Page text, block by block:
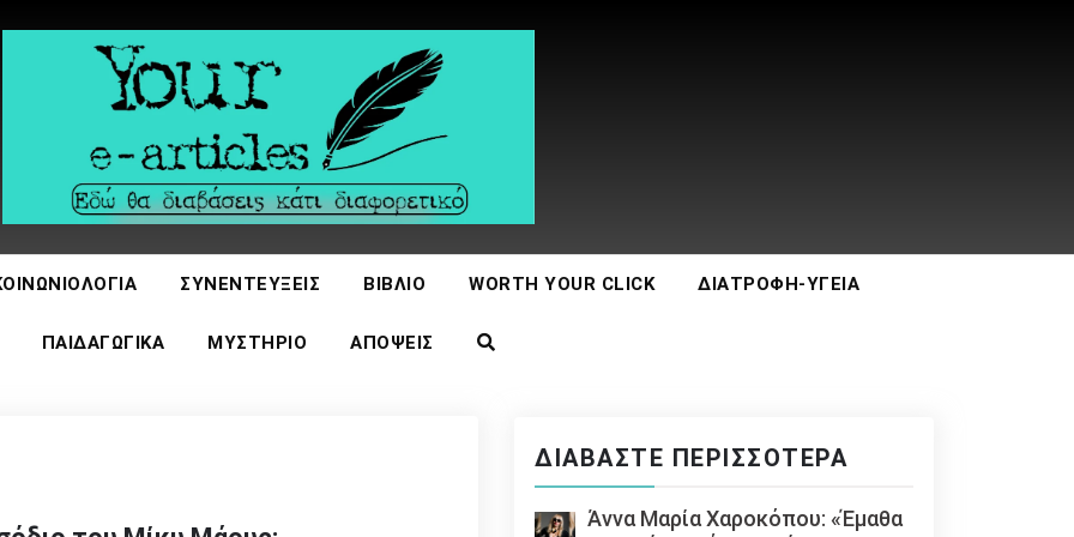
ΣΥΝΕΝΤΕΎΞΕΙΣ ΒΙΒΛΊΟ WORTH YOUR CLICK ΔΙΑΤΡΟΦΉ-ΥΓΕΊΑ
ΠΑΙΔΑΓΩΓΙΚΆ ΜΥΣΤΉΡΙΟ ΑΠΌΨΕΙΣ
ΔΙΑΒΆΣΤΕ ΠΕΡΙΣΣΌΤΕΡΑ
Άννα Μαρία Χαροκόπου: «Έμαθα